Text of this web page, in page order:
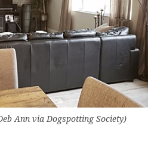
Ann via Dogspotting Society)